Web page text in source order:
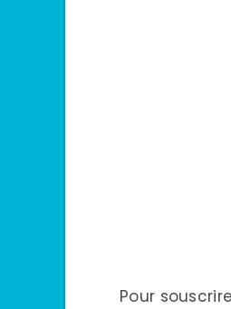
Pour